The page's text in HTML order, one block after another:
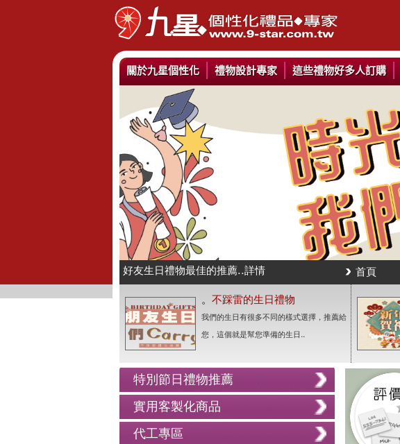
關於九星個性化 禮物設計專家 這些禮物好多人訂購
情人抱枕我們幫你挑好了..詳情
好友生日禮物最佳的推薦..詳情
公仔娃娃製作與場景推薦..詳情
人像Q畫似顏繪圖可愛喔..詳情
老人防走失牌製作-手鍊..詳情
情人抱枕我們幫你挑好了..詳情
好友生日禮物最佳的推薦..詳情
公仔娃娃製作與場景推薦..詳情
人像Q畫似顏繪圖可愛喔..詳情
老人防走失牌製作-手鍊..詳情
首頁
。 不踩雷的生日禮物
我們的生日有很多不同的樣式選擇，推薦給
您，這個就是幫您準備的生日..
特別節日禮物推薦
實用客製化商品
代工專區